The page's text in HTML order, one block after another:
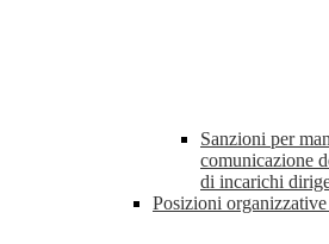
Sanzioni per
comunicazione
di incarichi
Posizioni organizzative